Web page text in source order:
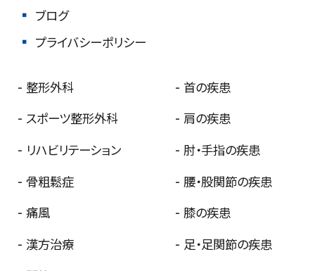
ブログ
プライバシーポリシー
整形外科
スポーツ整形外科
リハビリテーション
骨粗鬆症
痛風
漢方治療
首の疾患
肩の疾患
肘・手指の疾患
腰・股関節の疾患
膝の疾患
足・足関節の疾患